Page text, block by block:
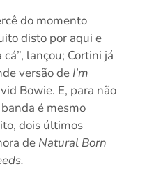
do momento
disto por aqui e
lançou; Cortini já
versão de I’m
Bowie. E, para não
é mesmo
dois últimos
de Natural Born